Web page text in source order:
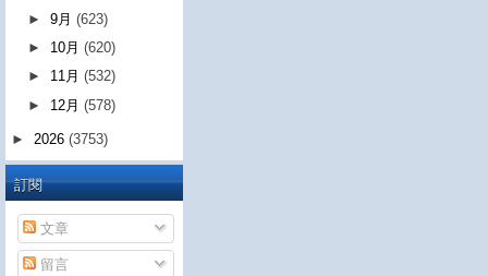
►9月(623)
► 10月(620)
► 11月(532)
► 12月(578)
► 2026 (3753)
訂閱
文章
留言